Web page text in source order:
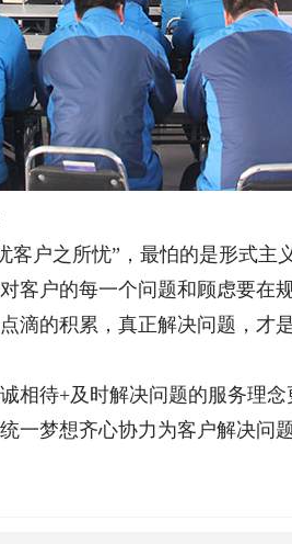
之所忧”，最怕的是形式主
客户的每一个问题和顾虑要在
滴的积累，真正解决问题，才
相待+及时解决问题的服务理
一梦想齐心协力为客户解决问